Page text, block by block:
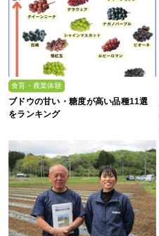
食育・農業体験
ブドウの甘い・糖度が高い品種11選
をランキング